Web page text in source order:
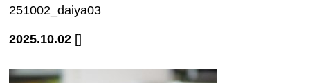
251002_daiya03
2025.10.02 []